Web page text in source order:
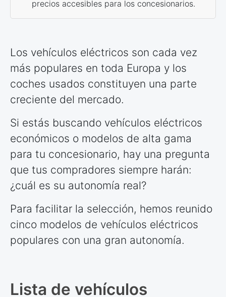
precios accesibles para los concesionarios.
Los vehículos eléctricos son cada vez
más populares en toda Europa y los
coches usados constituyen una parte
creciente del mercado.
Si estás buscando vehículos eléctricos
económicos o modelos de alta gama
para tu concesionario, hay una pregunta
que tus compradores siempre harán:
¿cuál es su autonomía real?
Para facilitar la selección, hemos reunido
cinco modelos de vehículos eléctricos
populares con una gran autonomía.
Lista de vehículos